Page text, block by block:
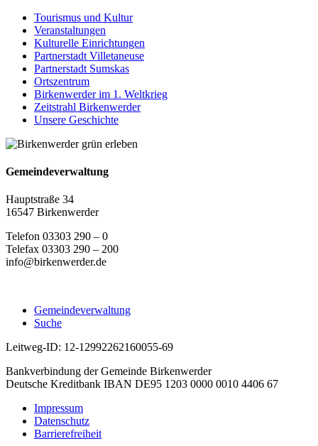
Tourismus und Kultur
Veranstaltungen
Kulturelle Einrichtungen
Partnerstadt Villetaneuse
Partnerstadt Sumskas
Ortszentrum
Birkenwerder im 1. Weltkrieg
Zeitstrahl Birkenwerder
Unsere Geschichte
Gemeindeverwaltung
Hauptstraße 34
16547 Birkenwerder
Telefon 03303 290 – 0
Telefax 03303 290 – 200
info@birkenwerder.de
Gemeindeverwaltung
Suche
Leitweg-ID: 12-12992262160055-69
Bankverbindung der Gemeinde Birkenwerder
Deutsche Kreditbank IBAN DE95 1203 0000 0010 4406 67
Impressum
Datenschutz
Barrierefreiheit